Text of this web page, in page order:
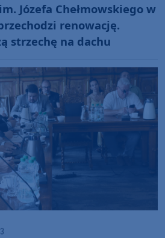
Józefa Chełmowskiego w
renowację.
strzechę na dachu